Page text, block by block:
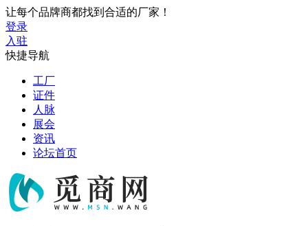
让每个品牌商都找到合适的厂家！
登录
入驻
快捷导航
工厂
证件
人脉
展会
资讯
论坛首页